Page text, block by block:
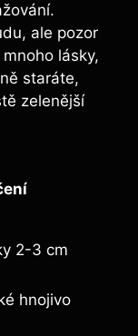
ale pozor
lásky,
staráte,
zelenější
2-3 cm
hnojivo